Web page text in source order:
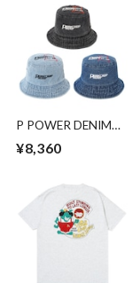
P POWER DENIM
BUCKET HAT
¥8,360